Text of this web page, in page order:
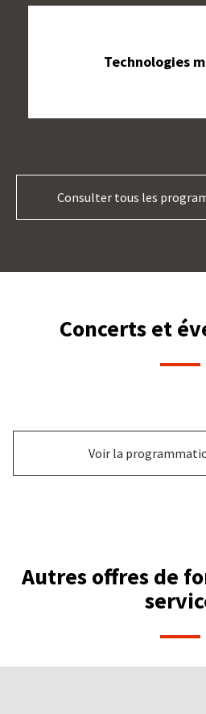
Technologies
Consulter tous les
Concerts et
Voir la
Autres offres de